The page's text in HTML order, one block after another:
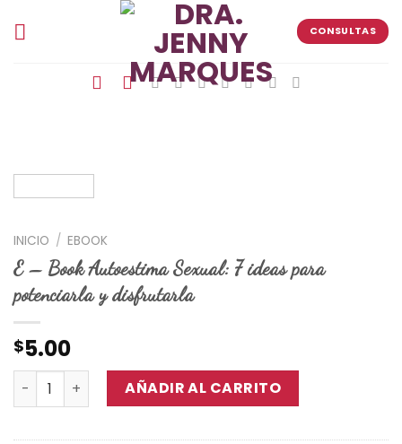
CONSULTAS
INICIO / EBOOK
E – Book Autoestima Sexual: 7 ideas para
potenciarla y disfrutarla
$5.00
E - Book Autoestima Sexual: 7 ideas para potenciarla
AÑADIR AL CARRITO